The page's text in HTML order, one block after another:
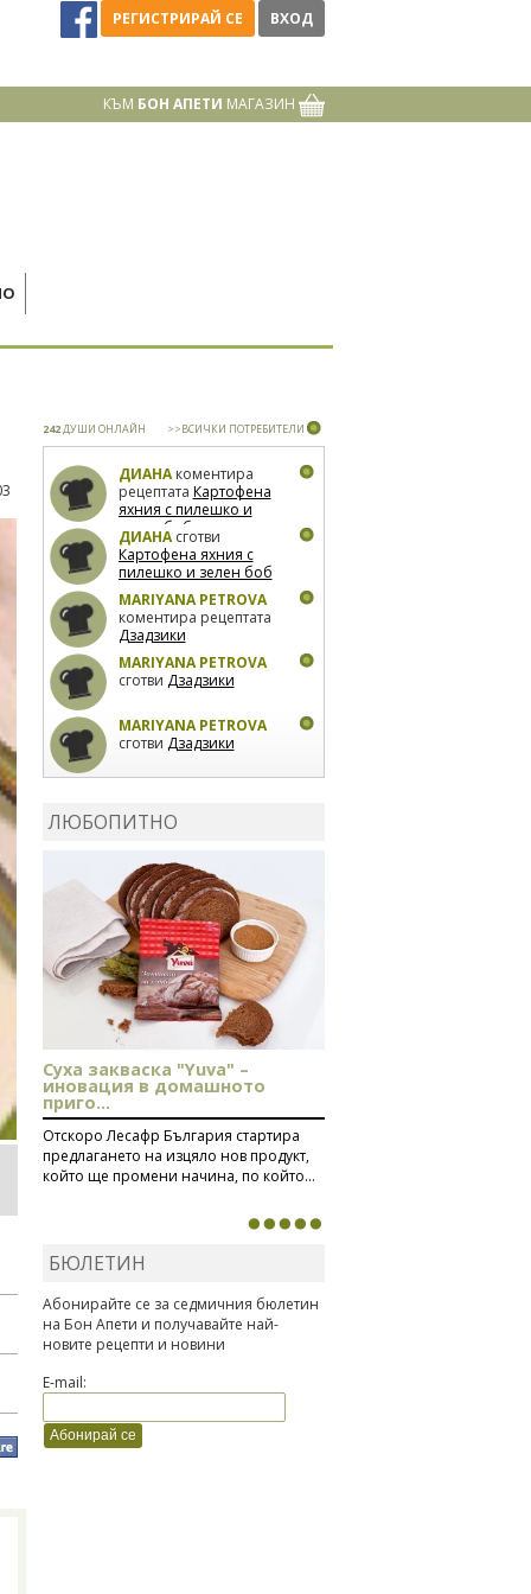
РЕГИСТРИРАЙ СЕ ВХОД
КЪМ БОН АПЕТИ МАГАЗИН
242ДУШИ ОНЛАЙН >>ВСИЧКИ ПОТРЕБИТЕЛИ
ДИАНАкоментира
рецептата Картофена
яхния с пилешко и
зелен боб
ДИАНАсготви
Картофена яхния с
пилешко и зелен боб
MARIYANA PETROVA
коментира рецептата
Дзадзики
MARIYANA PETROVA
сготви Дзадзики
MARIYANA PETROVA
сготви Дзадзики
фурна
рецептатаСвински
ребра с печени
картофи
ЛЮБОПИТНО
Суха закваска "Yuva" –
иновация в домашното
приго...
Отскоро Лесафр България стартира
предлагането на изцяло нов продукт,
който ще промени начина, по който...
БЮЛЕТИН
Абонирайте се за седмичния бюлетин
на Бон Апети и получавайте най-
новите рецепти и новини
E-mail: